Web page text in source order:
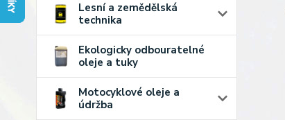
Lesní a zemědělská
technika
Ekologicky odbouratelné
oleje a tuky
Motocyklové oleje a
údržba